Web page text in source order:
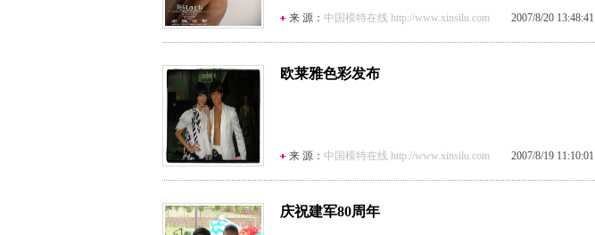
来 源： 中国模特在线 http://www.xinsilu.com 2007/8/20 13:48:41
欧莱雅色彩发布
来 源： 中国模特在线 http://www.xinsilu.com 2007/8/19 11:10:01
庆祝建军80周年